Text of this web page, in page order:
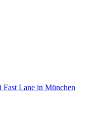
Fast Lane in München